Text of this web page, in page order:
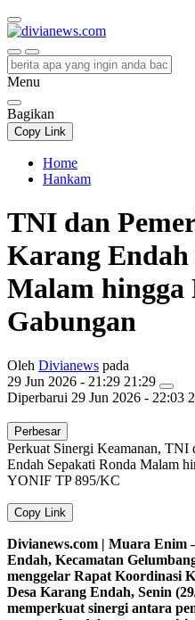
divianews.com
Menu
Bagikan
Copy Link
Home
Hankam
TNI dan
Karang
Malam hingga
Gabungan
Oleh Divianews pada
29 Jun 2026 - 21:29 21:29
Diperbarui 29 Jun 2026 - 22:03
Perbesar
Perkuat Sinergi Keamanan, TNI
Endah Sepakati Ronda Malam
YONIF TP 895/KC
Copy Link
Divianews.com | Muara Enim
Endah, Kecamatan
menggelar Rapat Koordinasi
Desa Karang Endah, Senin
memperkuat sinergi antara